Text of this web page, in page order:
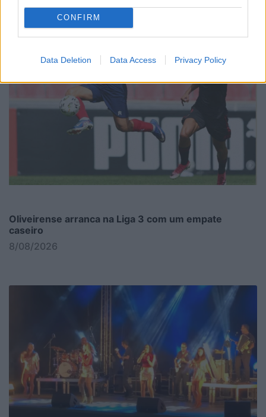
CONFIRM
Data Deletion Data Access Privacy Policy
Oliveirense arranca na Liga 3 com um empate
caseiro
8/08/2026